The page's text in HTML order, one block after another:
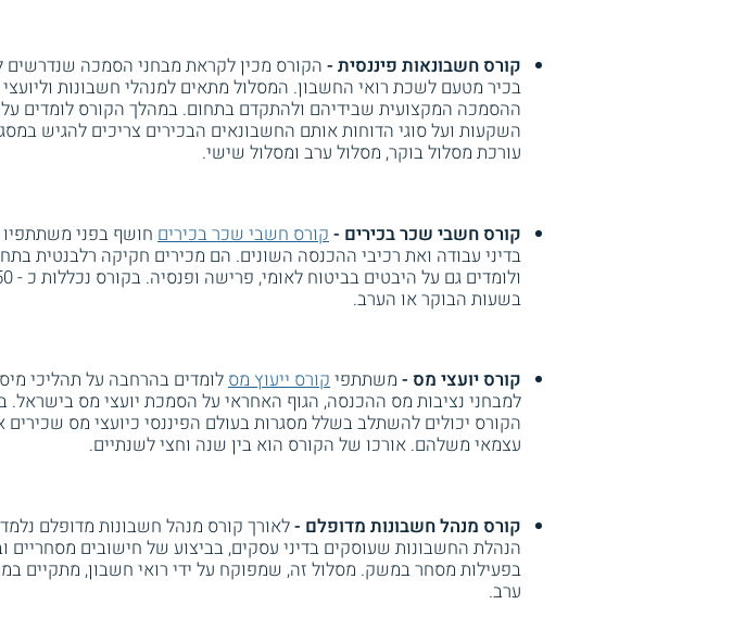
קורס חשבונאות פיננסית - הקורס מכין לקראת מבחני הסמכה שנדרשים
בכיר מטעם לשכת רואי החשבון. המסלול מתאים למנהלי חשבונות
ההסמכה המקצועית שבידיהם ולהתקדם בתחום. במהלך הקורס לומדים על
השקעות ועל סוגי הדוחות אותם החשבונאים הבכירים צריכים להגיש
עורכת מסלול בוקר, מסלול ערב ומסלול שישי.
קורס חשבי שכר בכירים - קורס חשבי שכר בכירים חושף בפני משתתפיו
בדיני עבודה ואת רכיבי ההכנסה השונים. הם מכירים חקיקה רלבנטית
בשעות הבוקר או הערב.
קורס יועצי מס - משתתפיקורס ייעוץ מסלומדים בהרחבה על תהליכי
למבחני נציבות מס ההכנסה, הגוף האחראי על הסמכת יועצי מס בישראל.
הקורס יכולים להשתלב בשלל מסגרות בעולם הפיננסי כיועצי מס
עצמאי משלהם. אורכו של הקורס הוא בין שנה וחצי לשנתיים.
קורס מנהל חשבונות מדופלם -לאורך קורס מנהל חשבונות מדופלם
הנהלת החשבונות שעוסקים בדיני עסקים, בביצוע של חישובים מסחריים
בפעילות מסחר במשק. מסלול זה, שמפוקח על ידי רואי חשבון, מתקיים
ערב.